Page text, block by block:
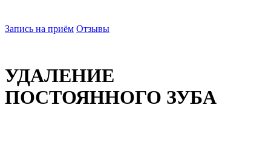
УДАЛЕНИЕ
ПОСТОЯННОГО ЗУБА
Запись на приём Отзывы